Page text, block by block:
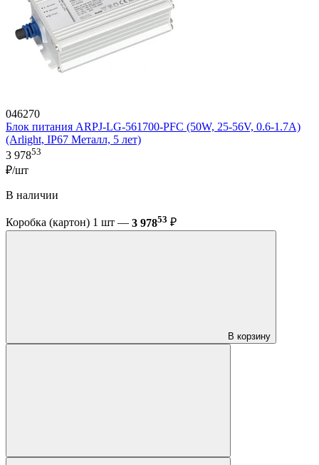
046270
Блок питания ARPJ-LG-561700-PFC (50W, 25-56V, 0.6-1.7A)
(Arlight, IP67 Металл, 5 лет)
3 97853
₽/шт
В наличии
Коробка (картон) 1 шт — 3 97853 ₽
В корзину